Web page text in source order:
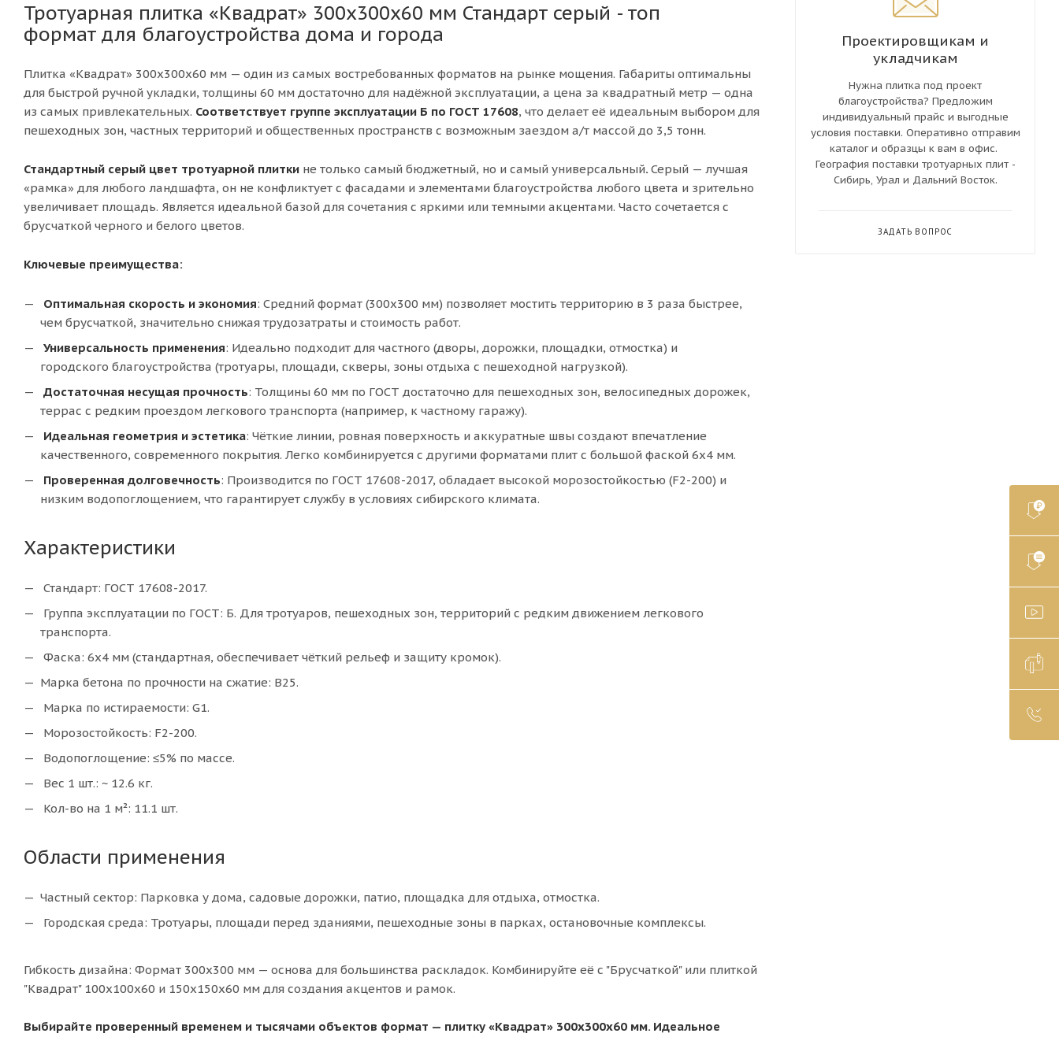
Тротуарная плитка «Квадрат» 300х300х60 мм Стандарт серый - топ
формат для благоустройства дома и города
Плитка «Квадрат» 300х300х60 мм — один из самых востребованных форматов на рынке мощения. Габариты оптимальны
для быстрой ручной укладки, толщины 60 мм достаточно для надёжной эксплуатации, а цена за квадратный метр — одна
из самых привлекательных. Соответствует группе эксплуатации Б по ГОСТ 17608, что делает её идеальным выбором для
пешеходных зон, частных территорий и общественных пространств с возможным заездом а/т массой до 3,5 тонн.
Стандартный серый цвет тротуарной плитки не только самый бюджетный, но и самый универсальный. Серый — лучшая
«рамка» для любого ландшафта, он не конфликтует с фасадами и элементами благоустройства любого цвета и зрительно
увеличивает площадь. Является идеальной базой для сочетания с яркими или темными акцентами. Часто сочетается с
брусчаткой черного и белого цветов.
Ключевые преимущества:
Оптимальная скорость и экономия: Средний формат (300х300 мм) позволяет мостить территорию в 3 раза быстрее,
чем брусчаткой, значительно снижая трудозатраты и стоимость работ.
Универсальность применения: Идеально подходит для частного (дворы, дорожки, площадки, отмостка) и
городского благоустройства (тротуары, площади, скверы, зоны отдыха с пешеходной нагрузкой).
Достаточная несущая прочность: Толщины 60 мм по ГОСТ достаточно для пешеходных зон, велосипедных дорожек,
террас с редким проездом легкового транспорта (например, к частному гаражу).
Идеальная геометрия и эстетика: Чёткие линии, ровная поверхность и аккуратные швы создают впечатление
качественного, современного покрытия. Легко комбинируется с другими форматами плит с большой фаской 6х4 мм.
Проверенная долговечность: Производится по ГОСТ 17608-2017, обладает высокой морозостойкостью (F2-200) и
низким водопоглощением, что гарантирует службу в условиях сибирского климата.
Характеристики
Стандарт: ГОСТ 17608-2017.
Группа эксплуатации по ГОСТ: Б. Для тротуаров, пешеходных зон, территорий с редким движением легкового
транспорта.
Фаска: 6х4 мм (стандартная, обеспечивает чёткий рельеф и защиту кромок).
Марка бетона по прочности на сжатие: В25.
Марка по истираемости: G1.
Морозостойкость: F2-200.
Водопоглощение: ≤5% по массе.
Вес 1 шт.: ~ 12.6 кг.
Кол-во на 1 м²: 11.1 шт.
Области применения
Частный сектор: Парковка у дома, садовые дорожки, патио, площадка для отдыха, отмостка.
Городская среда: Тротуары, площади перед зданиями, пешеходные зоны в парках, остановочные комплексы.
Гибкость дизайна: Формат 300х300 мм — основа для большинства раскладок. Комбинируйте её с "Брусчаткой" или плиткой
"Квадрат" 100х100х60 и 150х150х60 мм для создания акцентов и рамок.
Выбирайте проверенный временем и тысячами объектов формат — плитку «Квадрат» 300х300х60 мм. Идеальное
Проектировщикам и
укладчикам
Нужна плитка под проект
благоустройства? Предложим
индивидуальный прайс и выгодные
условия поставки. Оперативно отправим
каталог и образцы к вам в офис.
География поставки тротуарных плит -
Сибирь, Урал и Дальний Восток.
ЗАДАТЬ ВОПРОС